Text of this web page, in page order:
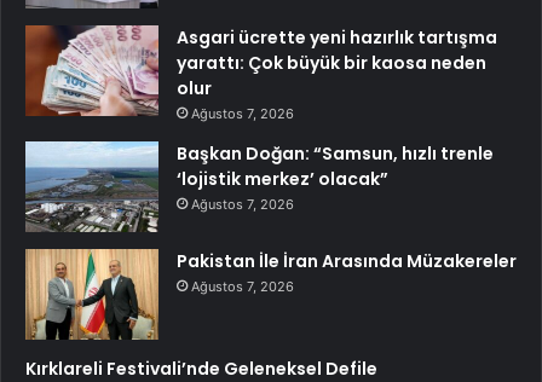
Asgari ücrette yeni hazırlık tartışma
yarattı: Çok büyük bir kaosa neden
olur
Ağustos 7, 2026
Başkan Doğan: “Samsun, hızlı trenle
‘lojistik merkez’ olacak”
Ağustos 7, 2026
Pakistan İle İran Arasında Müzakereler
Ağustos 7, 2026
Kırklareli Festivali’nde Geleneksel Defile